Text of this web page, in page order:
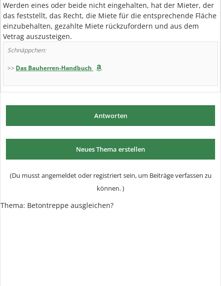
Werden eines oder beide nicht eingehalten, hat der Mieter, der
das feststellt, das Recht, die Miete für die entsprechende Fläche
einzubehalten, gezahlte Miete rückzufordern und aus dem
Vetrag auszusteigen.
Schnäppchen:
>> Das Bauherren-Handbuch
Antworten
Neues Thema erstellen
(Du musst angemeldet oder registriert sein, um Beiträge verfassen zu
können. )
Thema: Betontreppe ausgleichen?